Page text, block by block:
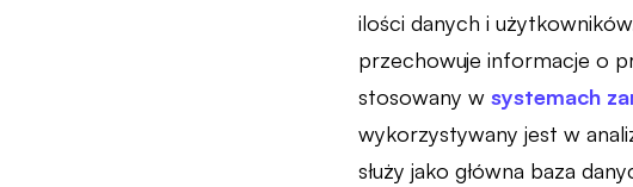
ilości danych i
przechowuje informacje o
stosowany w systemach
wykorzystywany jest w
służy jako główna baza